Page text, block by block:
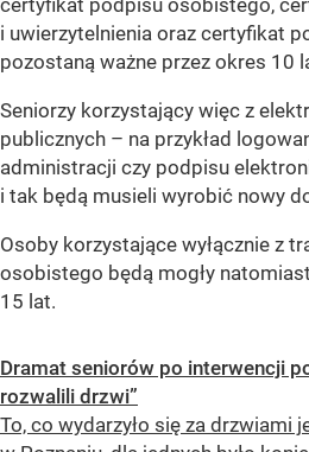
certyfikat podpisu osobistego,
i uwierzytelnienia oraz certyfikat
pozostaną ważne przez okres 10
Seniorzy korzystający więc z
publicznych – na przykład
administracji czy podpisu
i tak będą musieli wyrobić nowy
Osoby korzystające wyłącznie z
osobistego będą mogły
15 lat.
Dramat seniorów po interwencji
rozwalili drzwi”
To, co wydarzyło się za drzwiami